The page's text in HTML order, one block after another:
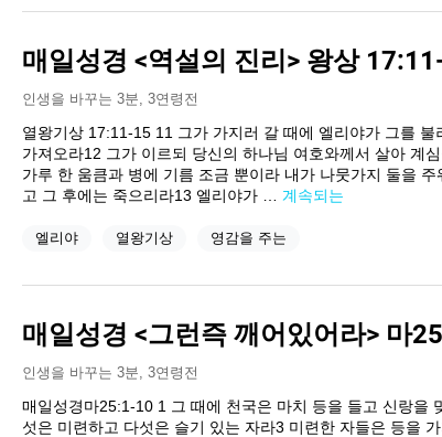
매일성경 <역설의 진리> 왕상
인생을 바꾸는 3분, 3연령전
열왕기상 17:11-15 11 그가 가지러 갈 때에 엘리야가 그를
가져오라12 그가 이르되 당신의 하나님 여호와께서 살아 계
가루 한 움큼과 병에 기름 조금 뿐이라 내가 나뭇가지 둘을
고 그 후에는 죽으리라13 엘리야가 … 계속되는
엘리야 열왕기상 영감을 주는
매일성경 <그런즉 깨어있어라> 마
인생을 바꾸는 3분 3연령전
매일성경마25:1-10 1 그 때에 천국은 마치 등을 들고 신랑을
섯은 미련하고 다섯은 슬기 있는 자라3 미련한 자들은 등을